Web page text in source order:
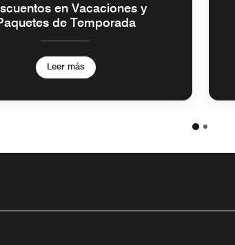
en Vacaciones y
de Temporada
Leer más